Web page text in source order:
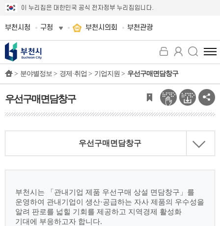
이 누리집은 대한민국 공식 전자정부 누리집입니다.
부천시청 구청 부천시의회 부천관광
전
체
뉴
보
기
> 분야별정보 > 경제·취업 > 기업지원 > 우선구매면담창구
우선구매면담창구
우선구매면담창구
부천시는 「관내기업 제품 우선구매 상설 면담창구」를
운영하여 관내기업이 생산·공급하는 자사 제품의 우수성을
알려 판로를 넓힐 기회를 제공하고 지역경제 활성화
기대에 부응하고자 합니다.